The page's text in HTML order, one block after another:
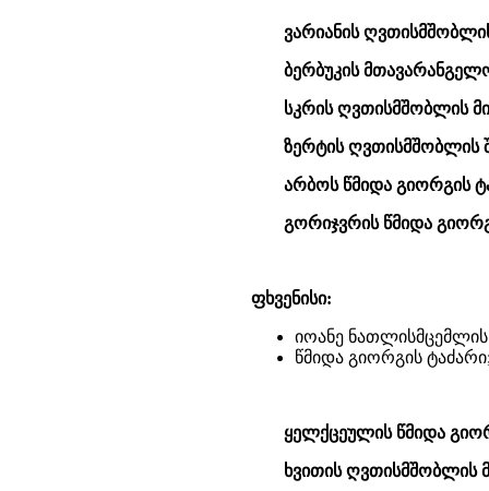
ვარიანის
ბერბუკის
სკრის ღვთისმშობლის
ზერტის ღვთისმშობლის
არბოს წმიდა გიორგის
გორიჯვრის წმიდა
ფხვენისი:
იოანე
წმიდა გიორგის
ყელქცეულის წმიდა
ხვითის ღვთისმშობლის